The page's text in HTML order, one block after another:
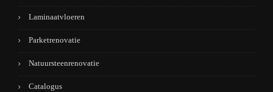
Laminaatvloeren
Parketrenovatie
Natuursteenrenovatie
Catalogus